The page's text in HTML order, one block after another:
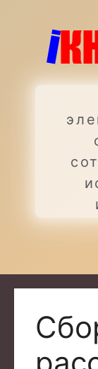
содержимому